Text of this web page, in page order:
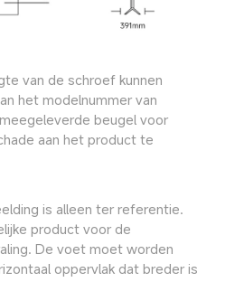
van de schroef kunnen
het modelnummer van
beugel voor
aan het product te
is alleen ter referentie.
product voor de
De voet moet worden
oppervlak dat breder is